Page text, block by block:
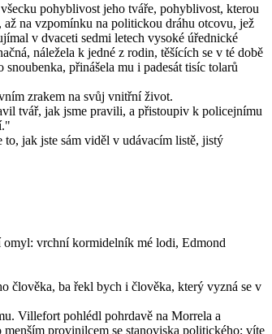
pohyblivost jeho tváře, pohyblivost, kterou
až na vzpomínku na politickou dráhu otcovu, jež
v dvaceti sedmi letech vysoké úřednické
náležela k jedné z rodin, těšících se v té době
přinášela mu i padesát tisíc tolarů
zrakem na svůj vnitřní život.
tvář, jak jsme pravili, a přistoupiv k policejnímu
to, jak jste sám viděl v udávacím listě, jistý
omyl: vrchní kormidelník mé lodi, Edmond
člověka, ba řekl bych i člověka, který vyzná se v
Villefort pohlédl pohrdavě na Morrela a
provinilcem se stanoviska politického; víte